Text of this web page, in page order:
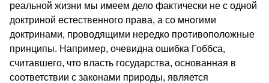
реальной жизни мы имеем дело фактически не с одной
доктриной естественного права, а со многими
доктринами, проводящими нередко противоположные
принципы. Например, очевидна ошибка Гоббса,
считавшего, что власть государства, основанная в
соответствии с законами природы, является